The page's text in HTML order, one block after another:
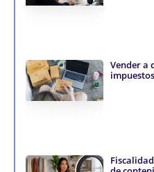
Vender a